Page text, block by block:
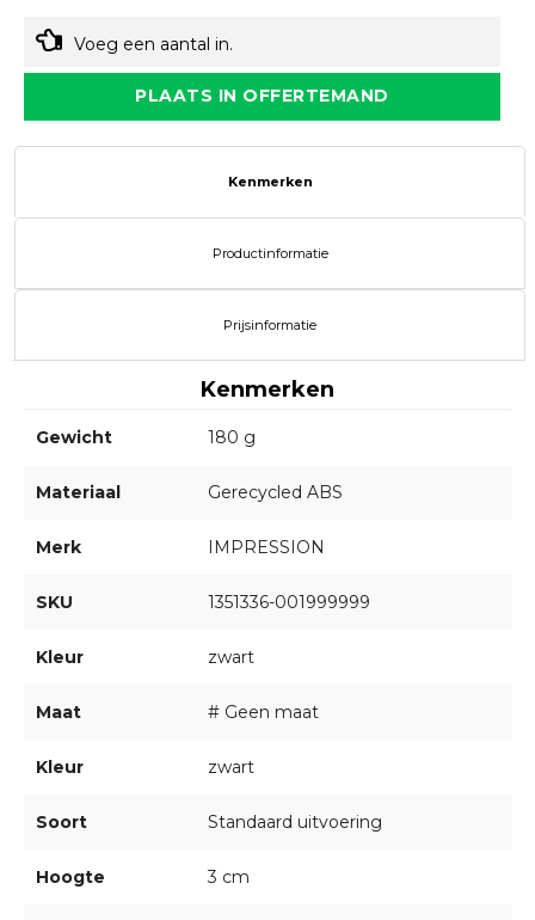
Voeg een aantal in.
PLAATS IN OFFERTEMAND
Kenmerken
Productinformatie
Prijsinformatie
Kenmerken
Gewicht 180 g
Materiaal Gerecycled ABS
Merk IMPRESSION
SKU 1351336-001999999
Kleur zwart
Maat # Geen maat
Kleur zwart
Soort Standaard uitvoering
Hoogte 3 cm